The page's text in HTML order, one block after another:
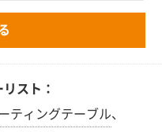
スト：
ティングテーブル、